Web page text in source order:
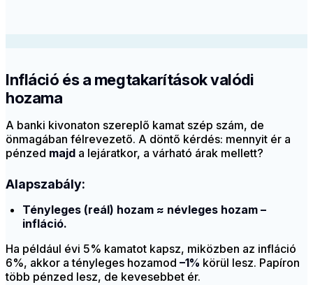
Infláció és a megtakarítások valódi
hozama
A banki kivonaton szereplő kamat szép szám, de
önmagában félrevezető. A döntő kérdés: mennyit ér a
pénzed majd a lejáratkor, a várható árak mellett?
Alapszabály:
Tényleges (reál) hozam ≈ névleges hozam –
infláció.
Ha például évi 5% kamatot kapsz, miközben az infláció
6%, akkor a tényleges hozamod –1% körül lesz. Papíron
több pénzed lesz, de kevesebbet ér.